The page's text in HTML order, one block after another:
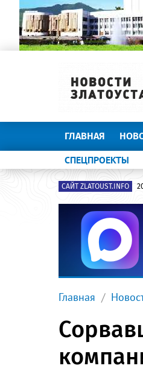
ГЛАВНАЯ
СПЕЦПРОЕКТЫ
САЙТ ZLATOUST.INFO
Главная